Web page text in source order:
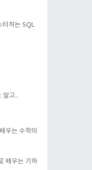
터하는 SQL
고..
우는 수학의
배우는 기하